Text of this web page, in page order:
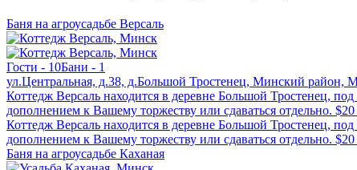
Баня на агроусадьбе Версаль
Гости - 10Бани - 1
ул.Центральная, д.38, д.Большой Тростенец, Минский район,
Коттедж Версаль находится в деревне Большой Тростенец,
дополнением к Вашему торжеству или сдаваться отдельно.
Коттедж Версаль находится в деревне Большой Тростенец,
дополнением к Вашему торжеству или сдаваться отдельно.
Баня на агроусадьбе Каханая